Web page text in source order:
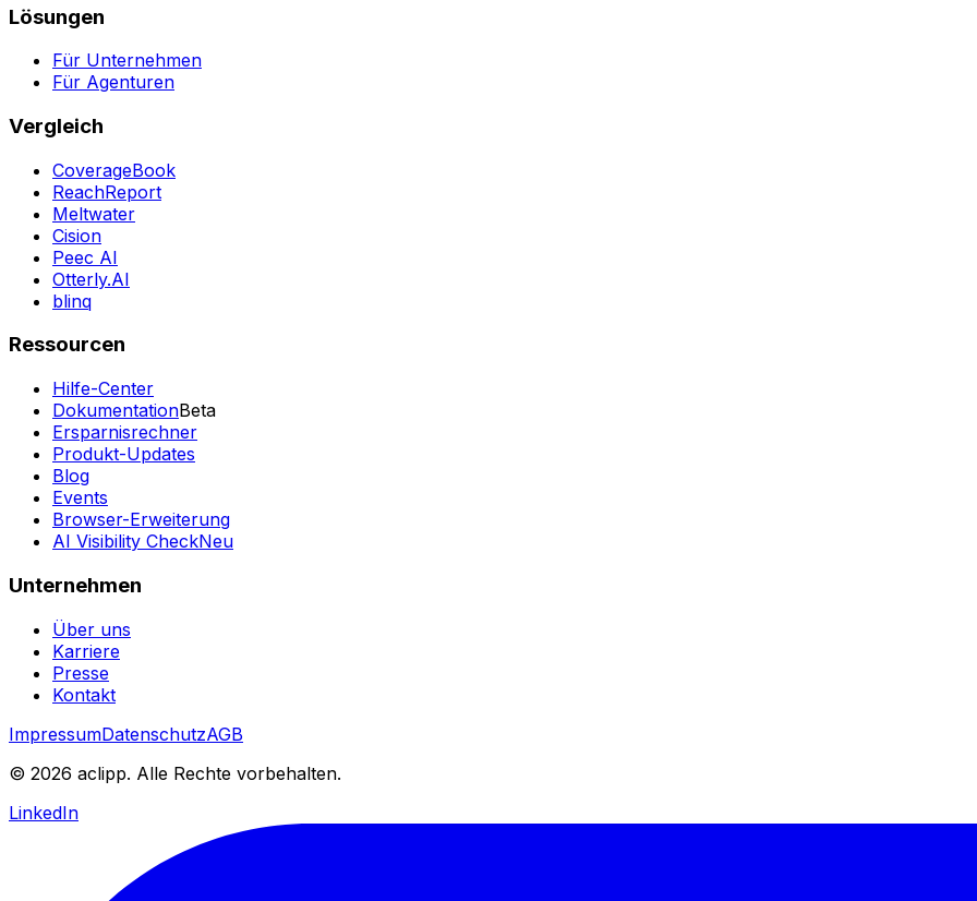
Lösungen
Für Unternehmen
Für Agenturen
Vergleich
CoverageBook
ReachReport
Meltwater
Cision
Peec AI
Otterly.AI
blinq
Ressourcen
Hilfe-Center
DokumentationBeta
Ersparnisrechner
Produkt-Updates
Blog
Events
Browser-Erweiterung
AI Visibility CheckNeu
Unternehmen
Über uns
Karriere
Presse
Kontakt
ImpressumDatenschutzAGB
© 2026 aclipp. Alle Rechte vorbehalten.
LinkedIn